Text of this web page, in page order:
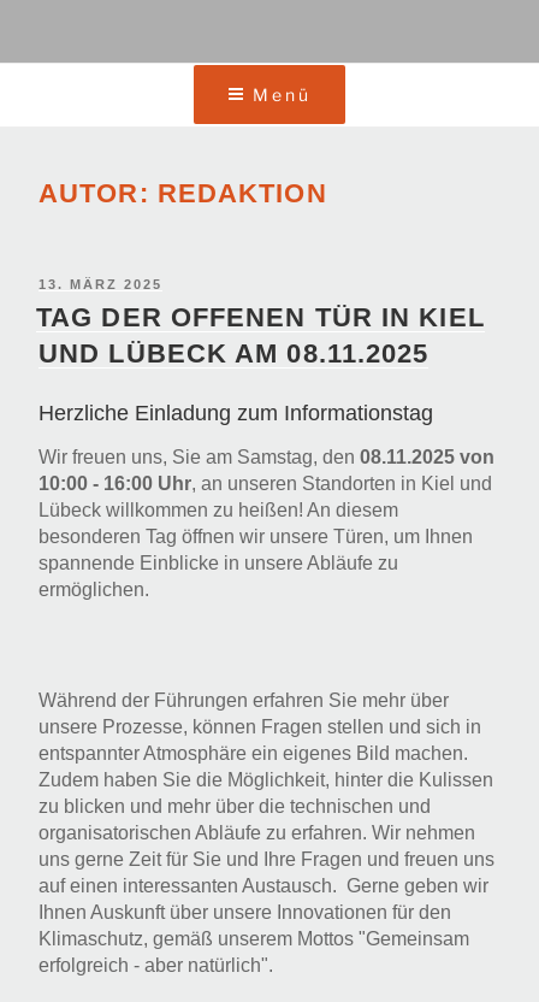
Menü
AUTOR: REDAKTION
VERÖFFENTLICHT
AM
13. MÄRZ 2025
TAG DER OFFENEN TÜR IN KIEL
UND LÜBECK AM 08.11.2025
Herzliche Einladung zum Informationstag
Wir freuen uns, Sie am Samstag, den 08.11.2025 von
10:00 - 16:00 Uhr, an unseren Standorten in Kiel und
Lübeck willkommen zu heißen! An diesem
besonderen Tag öffnen wir unsere Türen, um Ihnen
spannende Einblicke in unsere Abläufe zu
ermöglichen.
Während der Führungen erfahren Sie mehr über
unsere Prozesse, können Fragen stellen und sich in
entspannter Atmosphäre ein eigenes Bild machen.
Zudem haben Sie die Möglichkeit, hinter die Kulissen
zu blicken und mehr über die technischen und
organisatorischen Abläufe zu erfahren. Wir nehmen
uns gerne Zeit für Sie und Ihre Fragen und freuen uns
auf einen interessanten Austausch. Gerne geben wir
Ihnen Auskunft über unsere Innovationen für den
Klimaschutz, gemäß unserem Mottos "Gemeinsam
erfolgreich - aber natürlich".